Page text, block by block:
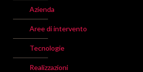
Azienda
Aree di intervento
Tecnologie
Realizzazioni